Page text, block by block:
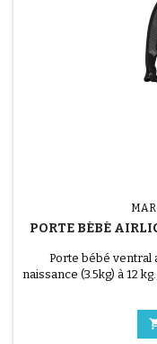
PORTE BÉBÉ
Porte bébé ventral
naissance (3.5kg) à 12